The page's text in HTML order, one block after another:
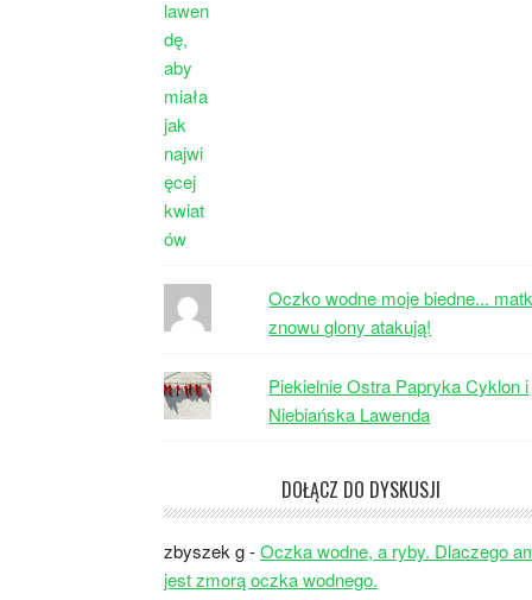
Oczko wodne moje biedne...
znowu glony atakują!
Piekielnie Ostra Papryka Cyklon i
Niebiańska Lawenda
DOŁĄCZ DO DYSKUSJI
zbyszek g-Oczka wodne, a ryby. Dlaczego
jest zmorą oczka wodnego.